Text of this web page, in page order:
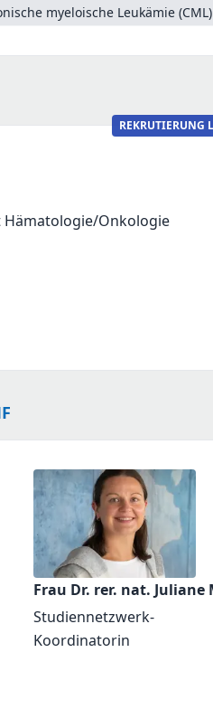
myeloische Leukämie (CML)
REKRUTIERUNG
Hämatologie/Onkologie
Frau Dr. rer. nat. Juliane
Studiennetzwerk-
Koordinatorin